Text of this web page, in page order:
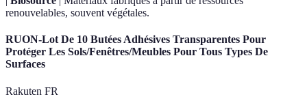
renouvelables, souvent végétales.
RUON-Lot De 10 Butées Adhésives Transparentes Pour
Protéger Les Sols/Fenêtres/Meubles Pour Tous Types De
Surfaces
Rakuten FR